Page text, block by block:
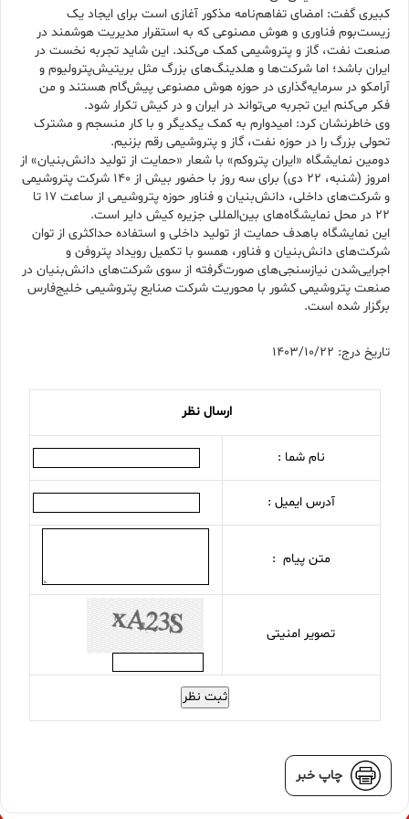
کبیری گفت: امضای تفاهم‌نامه مذکور آغازی است برای ایجاد یک
زیست‌بوم فناوری و هوش مصنوعی که به استقرار مدیریت هوشمند در
صنعت نفت، گاز و پتروشیمی کمک می‌کند. این شاید تجربه نخست در
ایران باشد؛ اما شرکت‌ها و هلدینگ‌های بزرگ مثل بریتیش‌پترولیوم و
آرامکو در سرمایه‌گذاری در حوزه هوش مصنوعی پیش‌گام هستند و من
فکر می‌کنم این تجربه می‌تواند در ایران و در کیش تکرار شود.
وی خاطرنشان کرد: امیدوارم به کمک یکدیگر و با کار منسجم و مشترک
تحولی بزرگ را در حوزه نفت، گاز و پتروشیمی رقم بزنیم.
دومین نمایشگاه «ایران پتروکم» با شعار «حمایت از تولید دانش‌بنیان» از
امروز (شنبه، ۲۲ دی) برای سه روز با حضور بیش از ۱۴۰ شرکت پتروشیمی
و شرکت‌های داخلی، دانش‌بنیان و فناور حوزه پتروشیمی از ساعت ۱۷ تا
۲۲ در محل نمایشگاه‌های بین‌المللی جزیره کیش دایر است.
این نمایشگاه باهدف حمایت از تولید داخلی و استفاده حداکثری از توان
شرکت‌های دانش‌بنیان و فناور، همسو با تکمیل رویداد پتروفن و
اجرایی‌شدن نیازسنجی‌های صورت‌گرفته از سوی شرکت‌های دانش‌بنیان در
صنعت پتروشیمی کشور با محوریت شرکت صنایع پتروشیمی خلیج‌فارس
برگزار شده است.
تاریخ درج: 1403/10/22
ارسال نظر
نام شما :
آدرس ایمیل :
متن پیام :
تصویر امنیتی
ثبت نظر
چاپ خبر